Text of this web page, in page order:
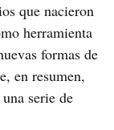
que nacieron
herramienta
formas de
en resumen,
serie de